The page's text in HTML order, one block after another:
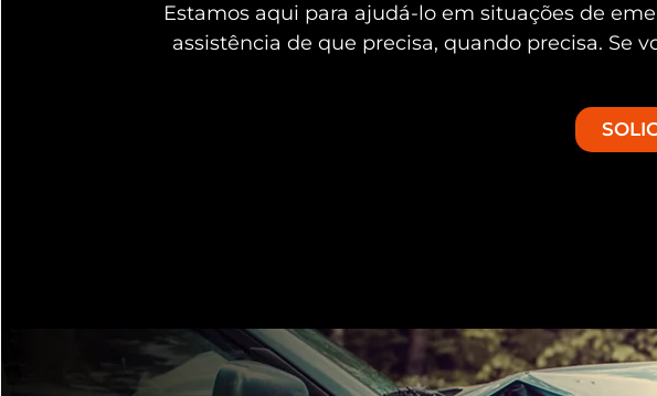
Estamos aqui para ajudá-lo em situações de
assistência de que precisa, quando precisa. Se